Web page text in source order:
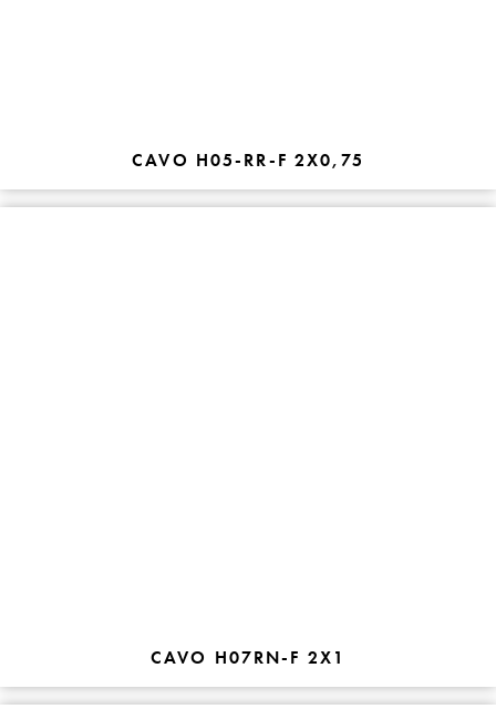
CAVO H05-RR-F 2X0,75
CAVO H07RN-F 2X1